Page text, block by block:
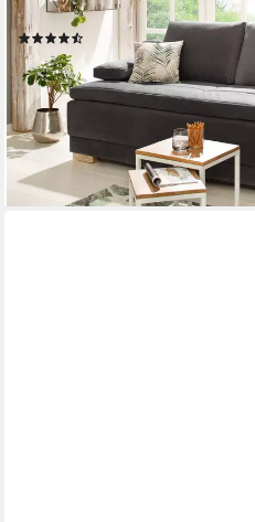
Bettkasten & 2 Zierkissen,
(119)
849,99 € UVP1.599,00 €
-47%
lieferbar in 2 Wochen